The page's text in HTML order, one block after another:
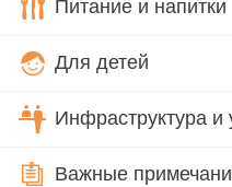
Питание и напитки
Для детей
Инфраструктура и
Важные